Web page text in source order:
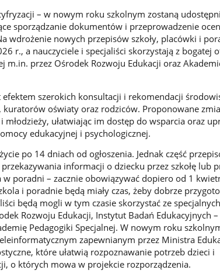
– w nowym roku szkolnym zostaną
sporządzanie dokumentów i przeprowadzenie
wdrożenie nowych przepisów szkoły, placówki i
r., a nauczyciele i specjaliści skorzystają z bogatej
m.in. przez Ośrodek Rozwoju Edukacji oraz
efektem szerokich konsultacji i rekomendacji
kuratorów oświaty oraz rodziców. Proponowane
młodzieży, ułatwiając im dostęp do wsparcia oraz
edukacyjnej i psychologicznej.
po 14 dniach od ogłoszenia. Jednak część
informacji o dziecku przez szkołę lub
poradni – zacznie obowiązywać dopiero od 1
i poradnie będą miały czas, żeby dobrze
będą mogli w tym czasie skorzystać ze
Rozwoju Edukacji, Instytut Badań Edukacyjnych
Pedagogiki Specjalnej. W nowym roku
zapewnianym przez Ministra
które ułatwią rozpoznawanie potrzeb dzieci i
o których mowa w projekcie rozporządzenia.